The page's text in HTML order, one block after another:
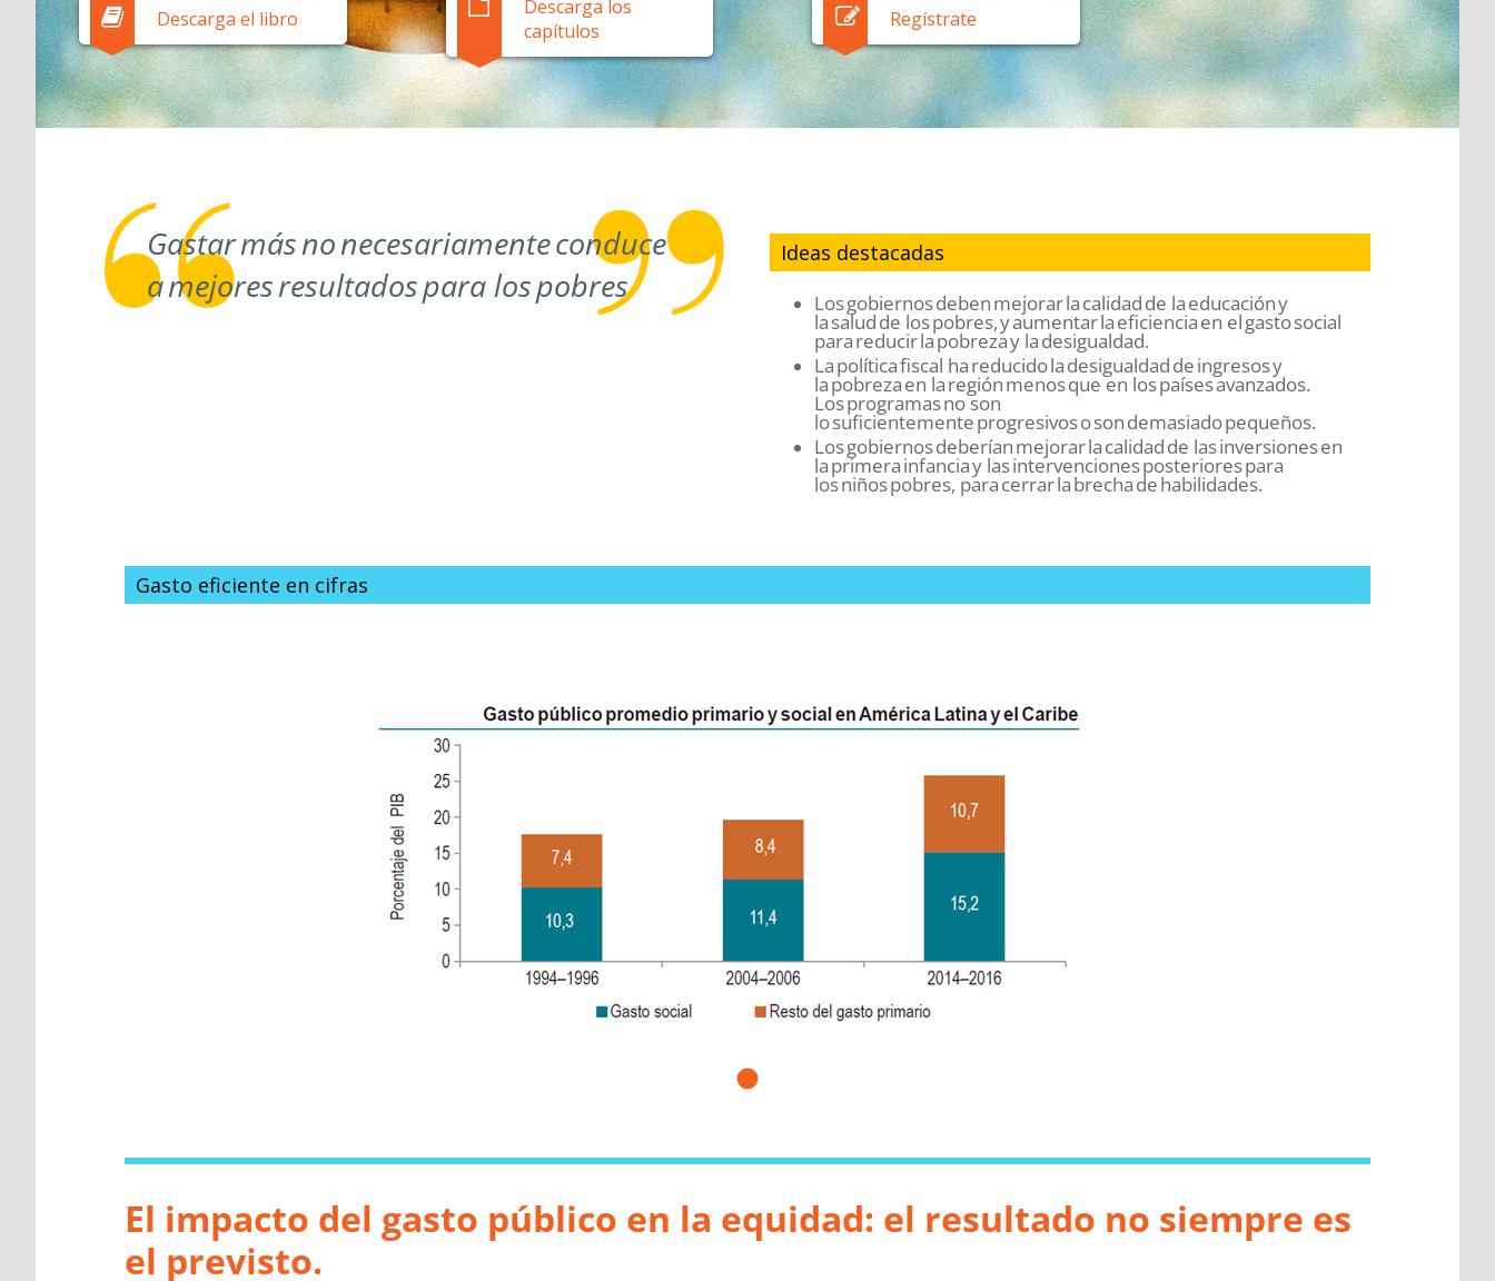
Descarga el libro
Descarga los
capítulos
Regístrate
Gastar más no necesariamente conduce
a mejores resultados para los pobres
Ideas destacadas
Los gobiernos deben mejorar la calidad de la educación y
la salud de los pobres, y aumentar la eficiencia en el gasto social
para reducir la pobreza y la desigualdad.
La política fiscal ha reducido la desigualdad de ingresos y
la pobreza en la región menos que en los países avanzados.
Los programas no son
lo suficientemente progresivos o son demasiado pequeños.
Los gobiernos deberían mejorar la calidad de las inversiones en
la primera infancia y las intervenciones posteriores para
los niños pobres, para cerrar la brecha de habilidades.
Gasto eficiente en cifras
El impacto del gasto público en la equidad: el resultado no siempre es
el previsto.